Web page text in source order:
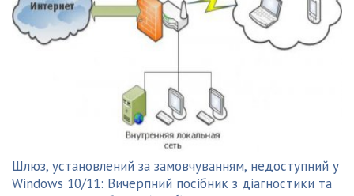
Шлюз, установлений за замовчуванням, недоступний у
Windows 10/11: Вичерпний посібник з діагностики та